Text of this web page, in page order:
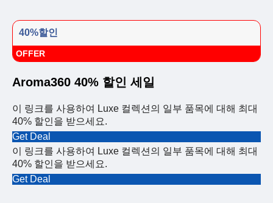
40%할인
OFFER
Aroma360 40% 할인 세일
이 링크를 사용하여 Luxe 컬렉션의 일부 품목에 대해 최대
40% 할인을 받으세요.
Get Deal
이 링크를 사용하여 Luxe 컬렉션의 일부 품목에 대해 최대
40% 할인을 받으세요.
Get Deal